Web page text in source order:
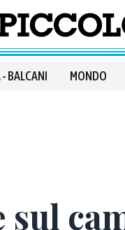
BALCANI MONDO